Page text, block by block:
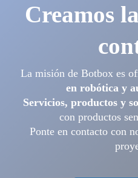
Creamos
La misión de Botbox es
en robótica y
Servicios, productos y
con productos
Ponte en contacto con